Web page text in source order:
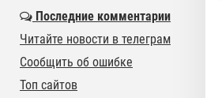
Последние комментарии
Читайте новости в телеграм
Сообщить об ошибке
Топ сайтов